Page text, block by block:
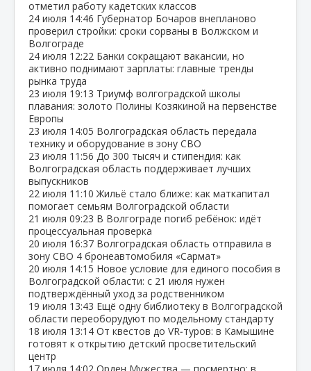
отметил работу кадетских классов
24 июля 14:46 Губернатор Бочаров внепланово
проверил стройки: сроки сорваны в Волжском и
Волгограде
24 июля 12:22 Банки сокращают вакансии, но
активно поднимают зарплаты: главные тренды
рынка труда
23 июля 19:13 Триумф волгоградской школы
плавания: золото Полины Козякиной на первенстве
Европы
23 июля 14:05 Волгоградская область передала
технику и оборудование в зону СВО
23 июля 11:56 До 300 тысяч и стипендия: как
Волгоградская область поддерживает лучших
выпускников
22 июля 11:10 Жильё стало ближе: как маткапитал
помогает семьям Волгоградской области
21 июля 09:23 В Волгограде погиб ребёнок: идёт
процессуальная проверка
20 июля 16:37 Волгоградская область отправила в
зону СВО 4 бронеавтомобиля «Сармат»
20 июля 14:15 Новое условие для единого пособия в
Волгоградской области: с 21 июля нужен
подтверждённый уход за родственником
19 июля 13:43 Ещё одну библиотеку в Волгоградской
области переоборудуют по модельному стандарту
18 июля 13:14 От квестов до VR‑туров: в Камышине
готовят к открытию детский просветительский
центр